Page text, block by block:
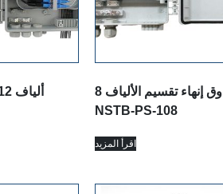
صندوق إنهاء تقسيم الألياف 8F
NSTB-PS-108
اقرأ المزيد